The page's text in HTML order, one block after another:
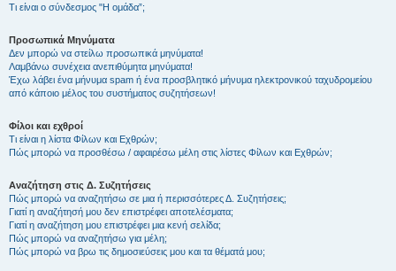
Τι είναι ο σύνδεσμος "Η ομάδα”;
Προσωπικά Μηνύματα
Δεν μπορώ να στείλω προσωπικά μηνύματα!
Λαμβάνω συνέχεια ανεπιθύμητα μηνύματα!
Έχω λάβει ένα μήνυμα spam ή ένα προσβλητικό μήνυμα ηλεκτρονικού ταχυδρομείου
από κάποιο μέλος του συστήματος συζητήσεων!
Φίλοι και εχθροί
Τι είναι η λίστα Φίλων και Εχθρών;
Πώς μπορώ να προσθέσω / αφαιρέσω μέλη στις λίστες Φίλων και Εχθρών;
Αναζήτηση στις Δ. Συζητήσεις
Πώς μπορώ να αναζητήσω σε μια ή περισσότερες Δ. Συζητήσεις;
Γιατί η αναζήτησή μου δεν επιστρέφει αποτελέσματα;
Γιατί η αναζήτηση μου επιστρέφει μια κενή σελίδα;
Πώς μπορώ να αναζητήσω για μέλη;
Πώς μπορώ να βρω τις δημοσιεύσεις μου και τα θέματά μου;